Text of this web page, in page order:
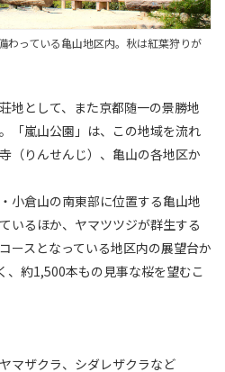
わっている亀山地区内。秋は紅葉狩りが
地として、また京都随一の景勝地
「嵐山公園」は、この地域を流れ
（りんせんじ）、亀山の各地区か
小倉山の南東部に位置する亀山地
いるほか、ヤマツツジが群生する
ースとなっている地区内の展望台か
、約1,500本もの見事な桜を望むこ
マザクラ、シダレザクラなど